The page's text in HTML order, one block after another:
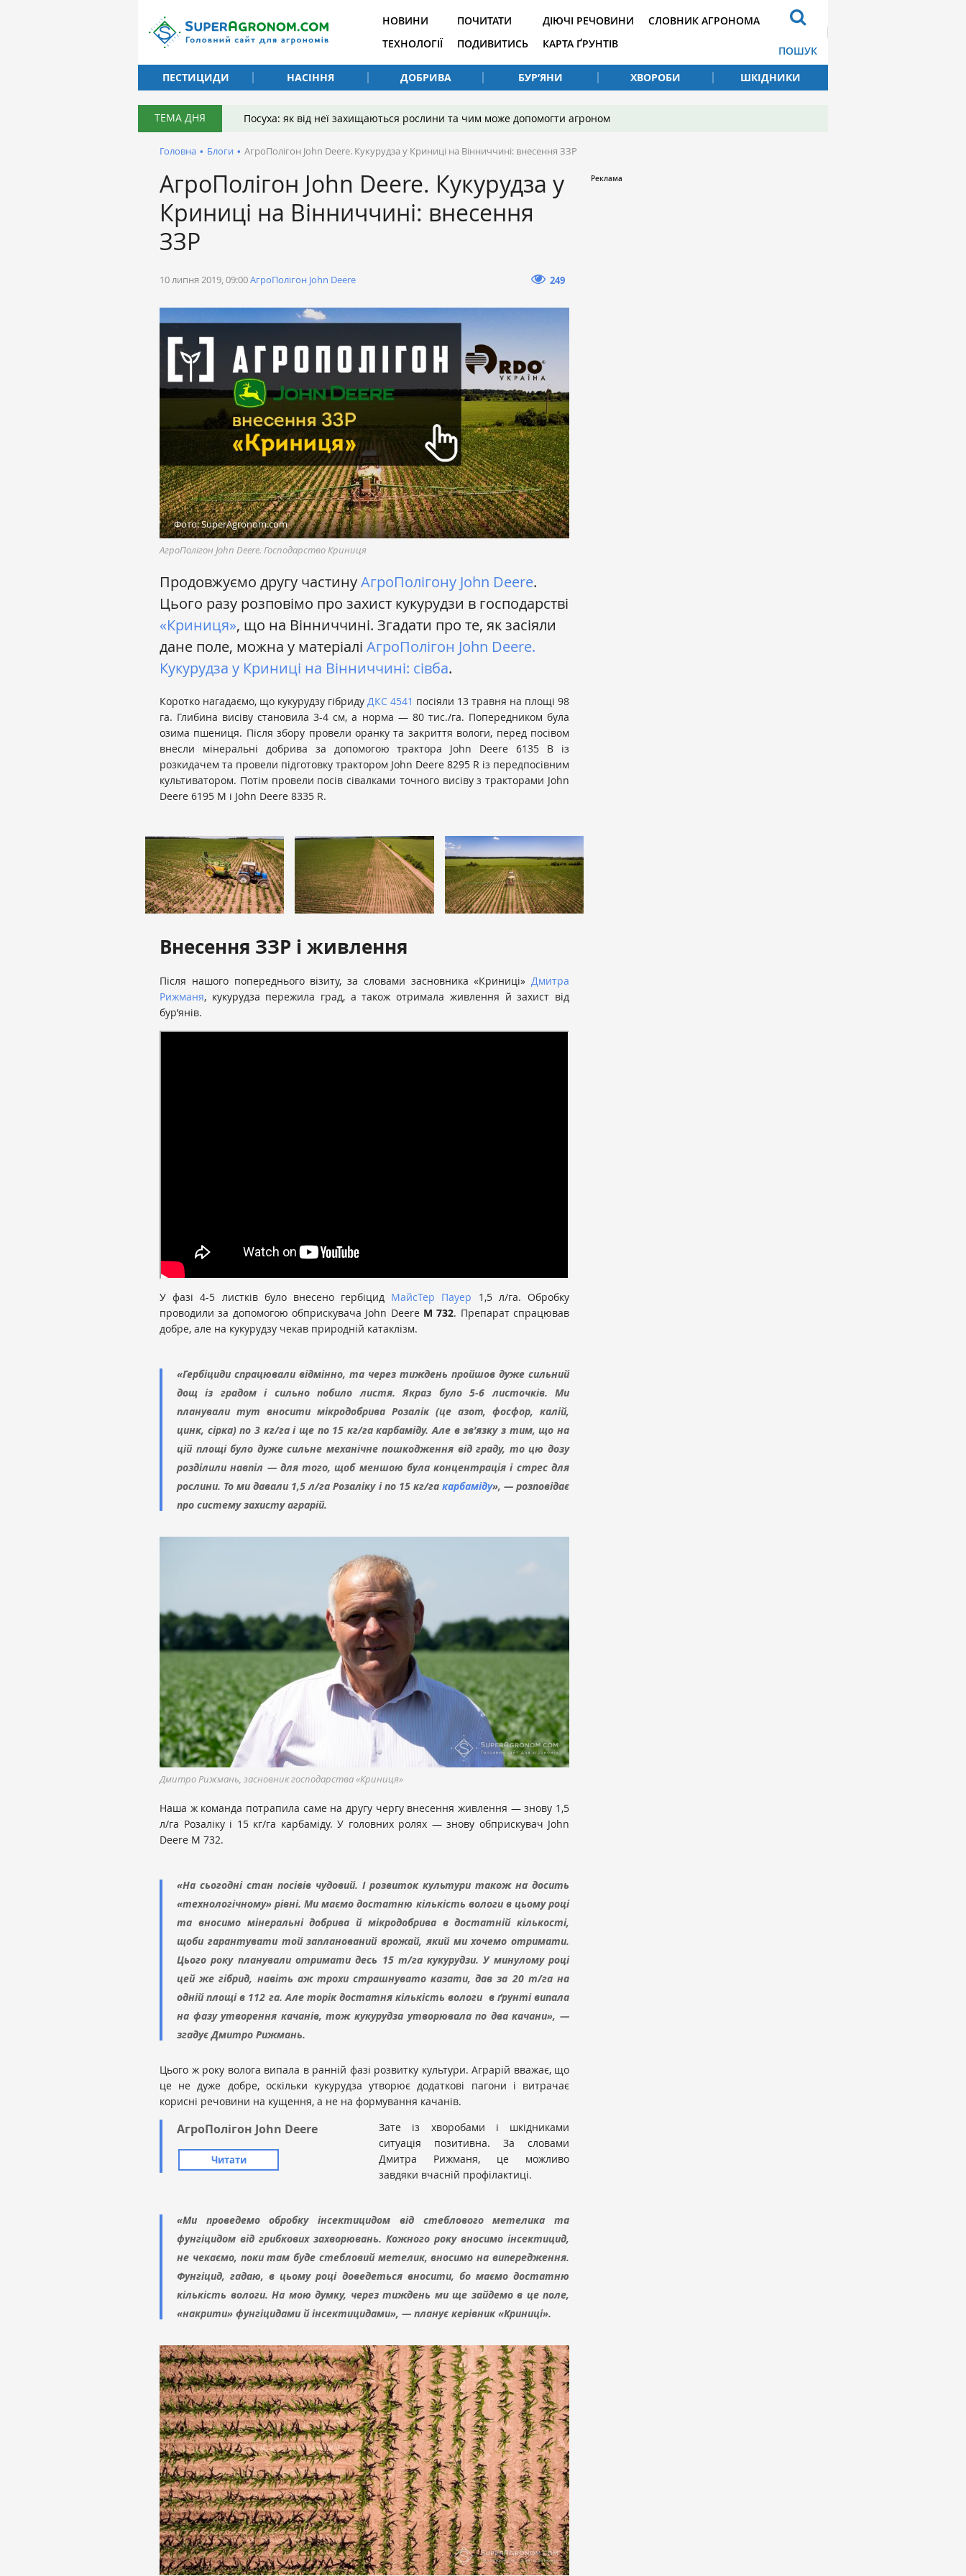
НОВИНИ
ТЕХНОЛОГІЇ
ПОЧИТАТИ
ПОДИВИТИСЬ
ДІЮЧІ РЕЧОВИНИ
КАРТА ҐРУНТІВ
СЛОВНИК АГРОНОМА
ПОШУК
ПЕСТИЦИДИ
НАСІННЯ ДОБРИВА БУР’ЯНИ ХВОРОБИ ШКІДНИКИ
ТЕМА ДНЯ Посуха: як від неї захищаються рослини та чим може допомогти агроном
Головна • Блоги • АгроПолігон John Deere. Кукурудза у Криниці на Вінниччині: внесення ЗЗР
АгроПолігон John Deere. Кукурудза у
Криниці на Вінниччині: внесення
ЗЗР
10 липня 2019, 09:00АгроПолігон John Deere 249
Фото: SuperAgronom.com
АгроПолігон John Deere. Господарство Криниця
Продовжуємо другу частинуАгроПолігону John Deere.
Цього разу розповімо про захист кукурудзи в господарстві
«Криниця», що на Вінниччині. Згадати про те, як засіяли
дане поле, можна у матеріалі АгроПолігон John Deere.
Кукурудза у Криниці на Вінниччині: сівба.
Коротко нагадаємо, що кукурудзу гібриду ДКС 4541 посіяли 13 травня на площі 98
га. Глибина висіву становила 3-4 см, а норма — 80 тис./га. Попередником була
озима пшениця. Після збору провели оранку та закриття вологи, перед посівом
внесли мінеральні добрива за допомогою трактора John Deere 6135 B із
розкидачем та провели підготовку трактором John Deere 8295 R із передпосівним
культиватором. Потім провели посів сівалками точного висіву з тракторами John
Deere 6195 M і John Deere 8335 R.
Внесення ЗЗР і живлення
Після нашого попереднього візиту, за словами засновника «Криниці» Дмитра
Рижманя, кукурудза пережила град, а також отримала живлення й захист від
бур’янів.
У фазі 4-5 листків було внесено гербіцид МайсТер Пауер 1,5 л/га. Обробку
проводили за допомогою обприскувача John DeereM 732. Препарат спрацював
добре, але на кукурудзу чекав природній катаклізм.
«Гербіциди спрацювали відмінно, та через тиждень пройшов дуже сильний
дощ із градом і сильно побило листя. Якраз було 5-6 листочків. Ми
планували тут вносити мікродобрива Розалік (це азот, фосфор, калій,
цинк, сірка) по 3 кг/га і ще по 15 кг/га карбаміду. Але в зв’язку з тим, що на
цій площі було дуже сильне механічне пошкодження від граду, то цю дозу
розділили навпіл — для того, щоб меншою була концентрація і стрес для
рослини. То ми давали 1,5 л/га Розаліку і по 15 кг/га карбаміду», — розповідає
про систему захисту аграрій.
Дмитро Рижмань, засновник господарства «Криниця»
Наша ж команда потрапила саме на другу чергу внесення живлення — знову 1,5
л/га Розаліку і 15 кг/га карбаміду. У головних ролях — знову обприскувач John
Deere M 732.
«На сьогодні стан посівів чудовий. І розвиток культури також на досить
«технологічному» рівні. Ми маємо достатню кількість вологи в цьому році
та вносимо мінеральні добрива й мікродобрива в достатній кількості,
щоби гарантувати той запланований врожай, який ми хочемо отримати.
Цього року планували отримати десь 15 т/га кукурудзи. У минулому році
цей же гібрид, навіть аж трохи страшнувато казати, дав за 20 т/га на
одній площі в 112 га. Але торік достатня кількість вологи в ґрунті випала
на фазу утворення качанів, тож кукурудза утворювала по два качани», —
згадує Дмитро Рижмань.
Цього ж року волога випала в ранній фазі розвитку культури. Аграрій вважає, що
це не дуже добре, оскільки кукурудза утворює додаткові пагони і витрачає
корисні речовини на кущення, а не на формування качанів.
АгроПолігон John Deere
Читати
Зате із хворобами і шкідниками
ситуація позитивна. За словами
Дмитра Рижманя, це можливо
завдяки вчасній профілактиці.
«Ми проведемо обробку інсектицидом від стеблового метелика та
фунгіцидом від грибкових захворювань. Кожного року вносимо інсектицид,
не чекаємо, поки там буде стебловий метелик, вносимо на випередження.
Фунгіцид, гадаю, в цьому році доведеться вносити, бо маємо достатню
кількість вологи. На мою думку, через тиждень ми ще зайдемо в це поле,
«накрити» фунгіцидами й інсектицидами», — планує керівник «Криниці».